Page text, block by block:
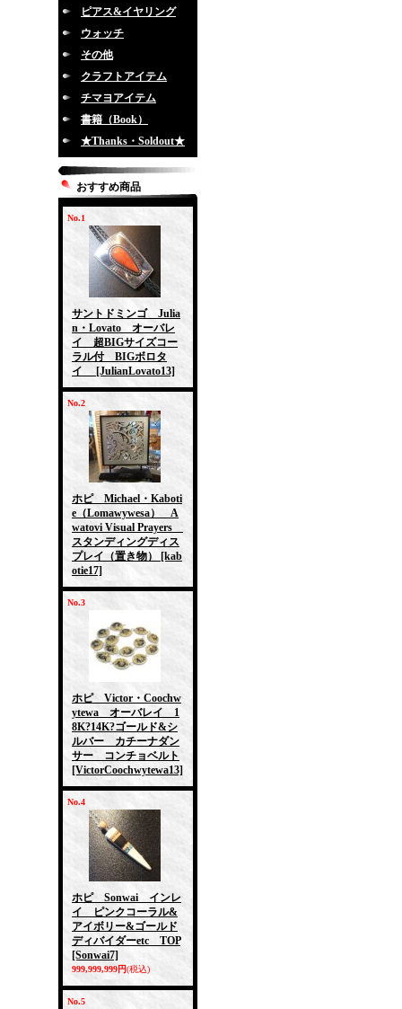
ピアス&イヤリング
ウォッチ
その他
クラフトアイテム
チマヨアイテム
書籍（Book）
★Thanks・Soldout★
おすすめ商品
No.1
サントドミンゴ Julia
n・Lovato オーバレ
イ 超BIGサイズコー
ラル付 BIGボロタ
イ
[JulianLovato13]
No.2
ホピ Michael・Kaboti
e（Lomawywesa） A
watovi Visual Prayers
スタンディングディス
プレイ（置き物）
[kab
otie17]
No.3
ホピ Victor・Coochw
ytewa オーバレイ 1
8K?14K?ゴールド&シ
ルバー カチーナダン
サー コンチョベルト
[VictorCoochwytewa13]
No.4
ホピ Sonwai インレ
イ ピンクコーラル&
アイボリー&ゴールド
ディバイダーetc TOP
[Sonwai7]
999,999,999円(税込)
No.5